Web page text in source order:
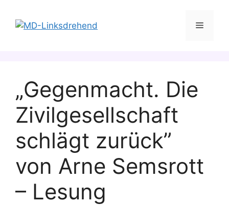
Inhalt
springen
Menü
„Gegenmacht. Die
Zivilgesellschaft
schlägt zurück”
von Arne Semsrott
– Lesung